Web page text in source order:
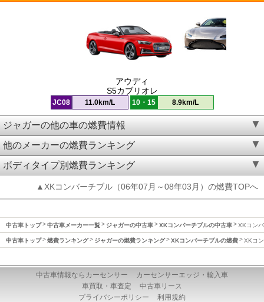
アウディ
S5カブリオレ
JC08 11.0km/L 10・15 8.9km/L
ジャガーの他の車の燃費情報
他のメーカーの燃費ランキング
ボディタイプ別燃費ランキング
▲XKコンバーチブル（06年07月～08年03月）の燃費TOPへ
中古車トップ 中古車メーカー一覧 ジャガーの中古車 XKコンバーチブルの中古車 XKコン
中古車トップ 燃費ランキング ジャガーの燃費ランキング XKコンバーチブルの燃費 XKコ
中古車情報ならカーセンサー
カーセンサーエッジ・輸入車
車買取・車査定
中古車リース
プライバシーポリシー
利用規約